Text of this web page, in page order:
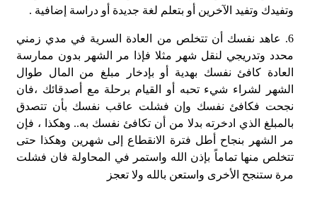
وتفيدك وتفيد الآخرين أو بتعلم لغة جديدة أو دراسة إضافية .
6. عاهد نفسك أن تتخلص من العادة السرية في مدي زمني
محدد وتدريجي لنقل شهر مثلا فإذا مر الشهر بدون ممارسة
العادة كافئ نفسك بهدية أو بإدخار مبلغ من المال طوال
الشهر لشراء شيء تحبه أو القيام برحلة مع أصدقائك ،فان
نجحت فكافئ نفسك وإن فشلت عاقب نفسك بأن تتصدق
بالمبلغ الذي ادخرته بدلا من أن تكافئ نفسك به.. وهكذا ، فإن
مر الشهر بنجاح أطل فترة الانقطاع إلى شهرين وهكذا حتى
تتخلص منها تماماً بإذن الله واستمر في المحاولة فان فشلت
مرة ستنجح الأخرى واستعن بالله ولا تعجز